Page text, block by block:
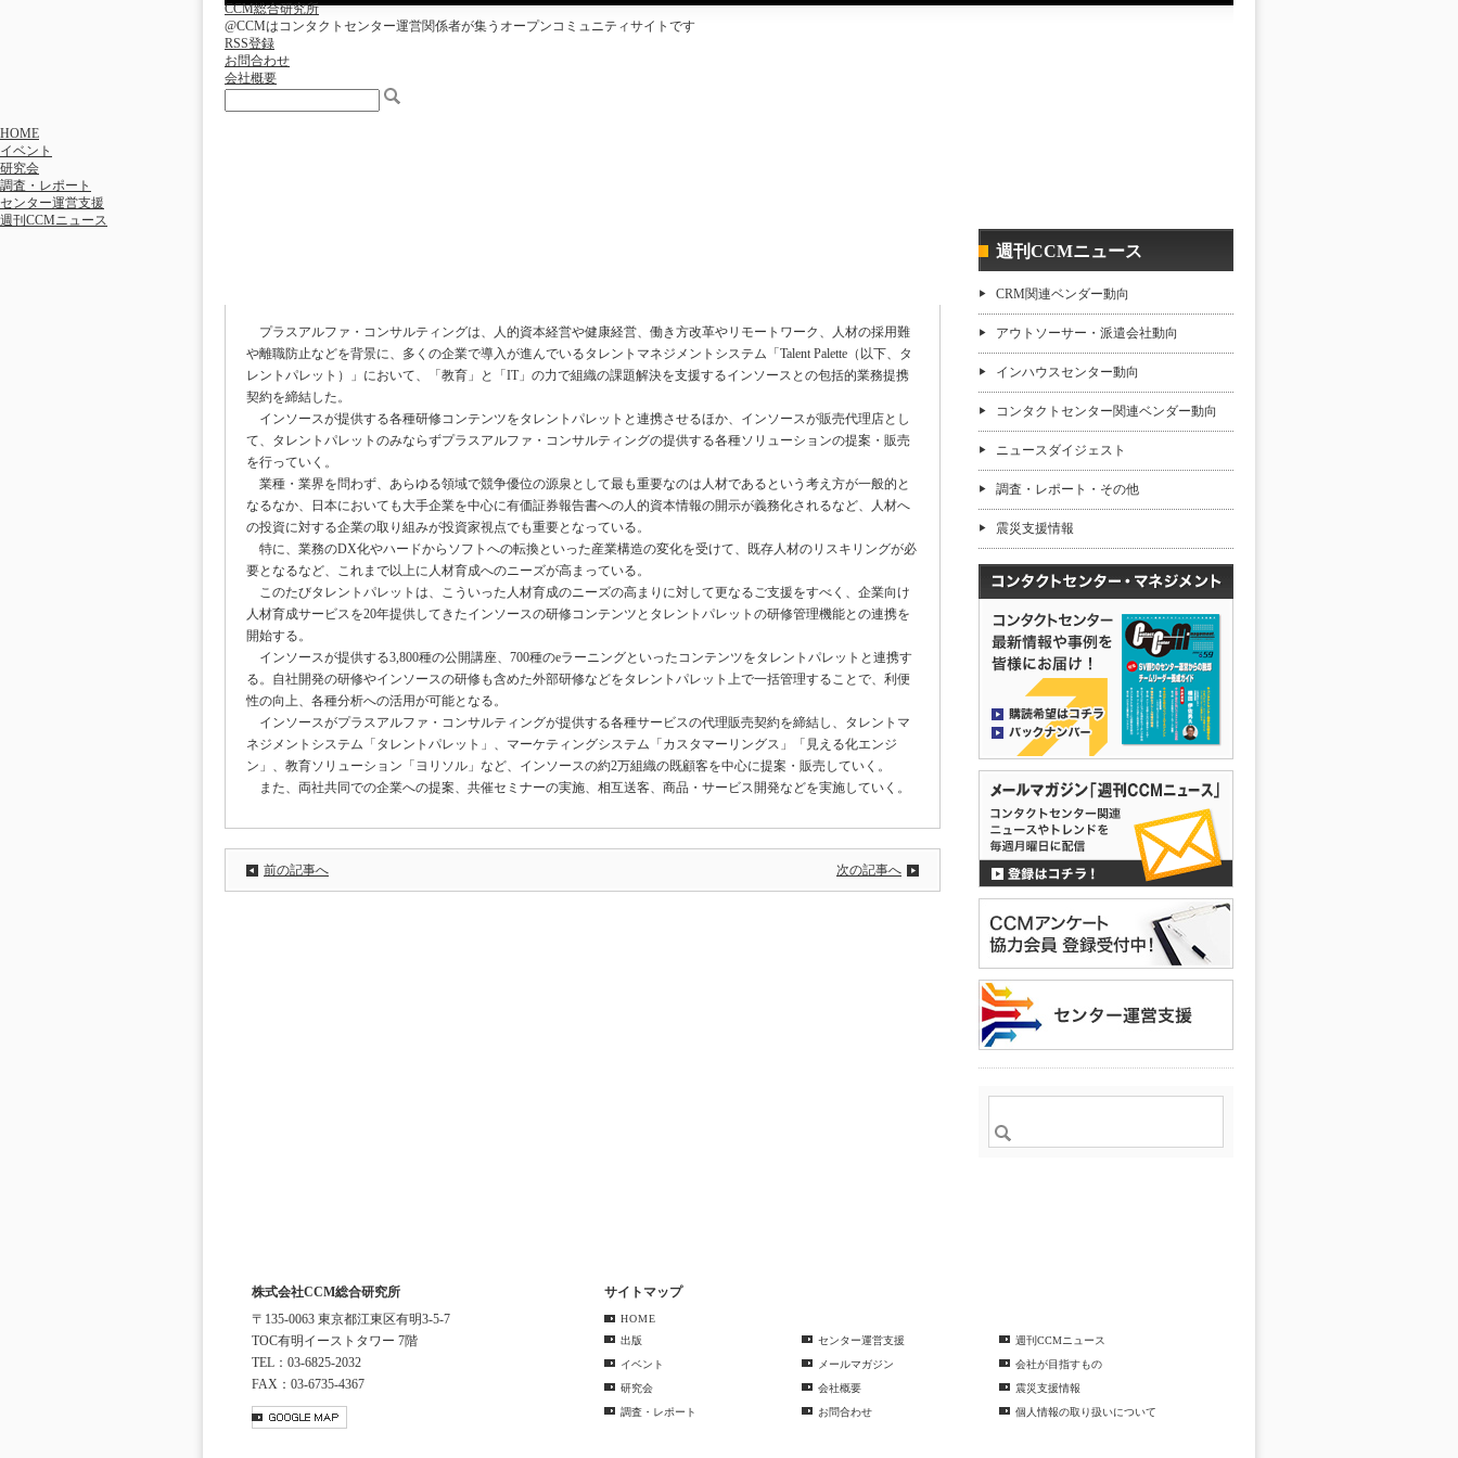
CCM総合研究所
@CCMはコンタクトセンター運営関係者が集うオープンコミュニティサイトです
RSS登録
お問合わせ
会社概要
HOME
イベント
研究会
調査・レポート
センター運営支援
週刊CCMニュース
プラスアルファ・コンサルティングは、人的資本経営や健康経営、働き方改革やリモートワーク、人材の採用難
や離職防止などを背景に、多くの企業で導入が進んでいるタレントマネジメントシステム「Talent Palette（以下、タ
レントパレット）」において、「教育」と「IT」の力で組織の課題解決を支援するインソースとの包括的業務提携
契約を締結した。
インソースが提供する各種研修コンテンツをタレントパレットと連携させるほか、インソースが販売代理店とし
て、タレントパレットのみならずプラスアルファ・コンサルティングの提供する各種ソリューションの提案・販売
を行っていく。
業種・業界を問わず、あらゆる領域で競争優位の源泉として最も重要なのは人材であるという考え方が一般的と
なるなか、日本においても大手企業を中心に有価証券報告書への人的資本情報の開示が義務化されるなど、人材へ
の投資に対する企業の取り組みが投資家視点でも重要となっている。
特に、業務のDX化やハードからソフトへの転換といった産業構造の変化を受けて、既存人材のリスキリングが必
要となるなど、これまで以上に人材育成へのニーズが高まっている。
このたびタレントパレットは、こういった人材育成のニーズの高まりに対して更なるご支援をすべく、企業向け
人材育成サービスを20年提供してきたインソースの研修コンテンツとタレントパレットの研修管理機能との連携を
開始する。
インソースが提供する3,800種の公開講座、700種のeラーニングといったコンテンツをタレントパレットと連携す
る。自社開発の研修やインソースの研修も含めた外部研修などをタレントパレット上で一括管理することで、利便
性の向上、各種分析への活用が可能となる。
インソースがプラスアルファ・コンサルティングが提供する各種サービスの代理販売契約を締結し、タレントマ
ネジメントシステム「タレントパレット」、マーケティングシステム「カスタマーリングス」「見える化エンジ
ン」、教育ソリューション「ヨリソル」など、インソースの約2万組織の既顧客を中心に提案・販売していく。
また、両社共同での企業への提案、共催セミナーの実施、相互送客、商品・サービス開発などを実施していく。
前の記事へ 次の記事へ
週刊CCMニュース
CRM関連ベンダー動向
アウトソーサー・派遣会社動向
インハウスセンター動向
コンタクトセンター関連ベンダー動向
ニュースダイジェスト
調査・レポート・その他
震災支援情報
株式会社CCM総合研究所
〒135-0063 東京都江東区有明3-5-7
TOC有明イーストタワー 7階
TEL：03-6825-2032
FAX：03-6735-4367
サイトマップ
HOME
出版
センター運営支援
週刊CCMニュース
イベント
メールマガジン
会社が目指すもの
研究会
会社概要
震災支援情報
調査・レポート
お問合わせ 個人情報の取り扱いについて